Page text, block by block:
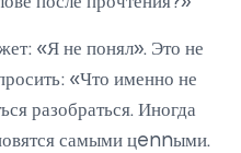
«Я не понял». Это не
«Что именно не
разобраться. Иногда
самыми цennыми.